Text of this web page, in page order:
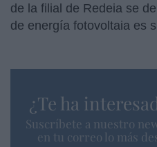
de la filial de Redeia se
de energía fotovoltaia es
¿Te ha
Suscríbete a nuestro
en tu correo lo más